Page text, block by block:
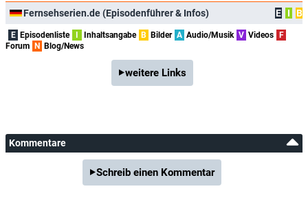
Fernsehserien.de (Episodenführer & Infos) E I B
E Episodenliste Inhaltsangabe B Bilder A Audio/Musik V Videos
F
Forum
N Blog/News
weitere Links
Kommentare
Schreib einen Kommentar